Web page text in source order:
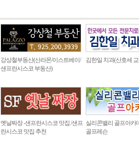
강상철부동산(산라몬/이스트베이/
샌프란시스코 부동산)
김한일 치과(산호세
옛날짜장 -샌프란시스코 맛집 /샌프
란시스코 맛집 추천
실리콘밸리 골프아카
골프레슨